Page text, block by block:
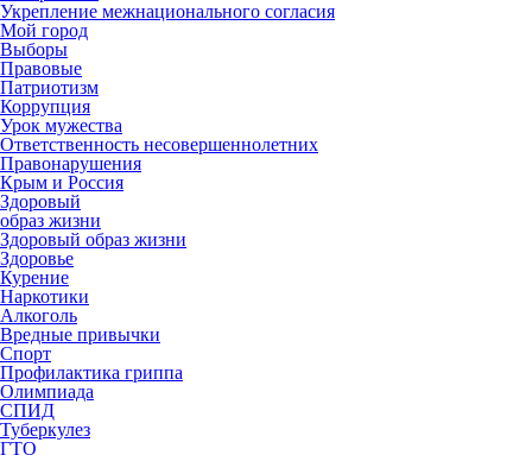
Укрепление межнационального согласия
Мой город
Выборы
Правовые
Патриотизм
Коррупция
Урок мужества
Ответственность несовершеннолетних
Правонарушения
Крым и Россия
Здоровый
образ жизни
Здоровый образ жизни
Здоровье
Курение
Наркотики
Алкоголь
Вредные привычки
Спорт
Профилактика гриппа
Олимпиада
СПИД
Туберкулез
ГТО